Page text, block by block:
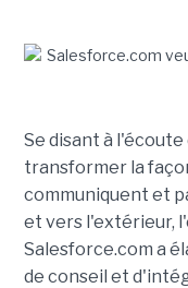
Se disant à
transformer la
communiquent et
et vers l'extérieur,
Salesforce.com a
de conseil et